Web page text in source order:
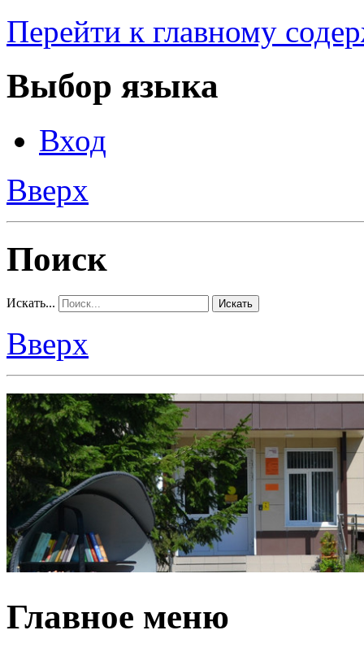
Перейти к главному
Выбор языка
Вход
Вверх
Поиск
Искать... Искать
Вверх
Главное меню